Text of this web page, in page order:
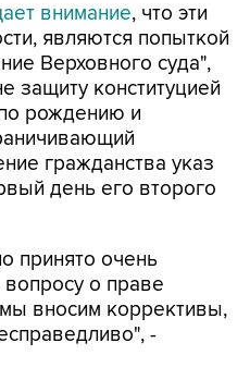
внимание, что эти
являются попыткой
Верховного суда",
защиту конституцией
рождению и
гражданства указ
день его второго
принято очень
о праве
вносим коррективы,
-